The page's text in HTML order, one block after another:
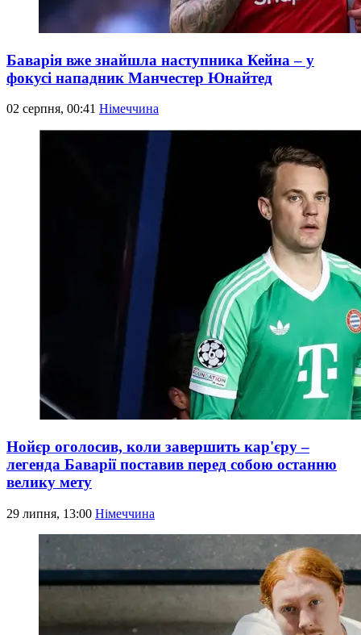
Баварія вже знайшла наступника Кейна – у
фокусі нападник Манчестер Юнайтед
02 серпня, 00:41 Німеччина
Нойєр оголосив, коли завершить кар'єру –
легенда Баварії поставив перед собою останню
велику мету
29 липня, 13:00 Німеччина